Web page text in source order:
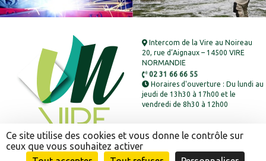
Intercom de la Vire au Noireau
20, rue d’Aignaux – 14500 VIRE
NORMANDIE
02 31 66 66 55
Horaires d'ouverture : Du lundi au
jeudi de 13h30 à 17h00 et le
vendredi de 8h30 à 12h00
Ce site utilise des cookies et vous donne le contrôle sur
ceux que vous souhaitez activer